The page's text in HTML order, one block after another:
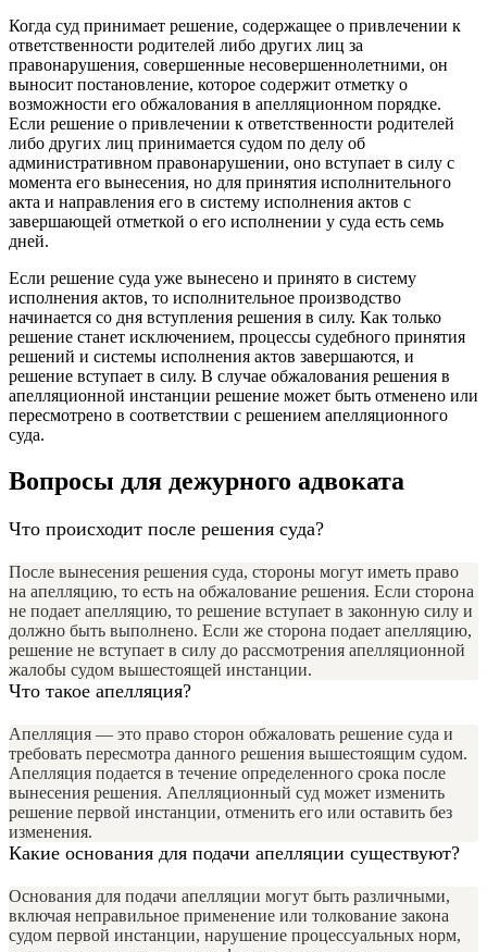
Когда суд принимает решение, содержащее о привлечении к
ответственности родителей либо других лиц за
правонарушения, совершенные несовершеннолетними, он
выносит постановление, которое содержит отметку о
возможности его обжалования в апелляционном порядке.
Если решение о привлечении к ответственности родителей
либо других лиц принимается судом по делу об
административном правонарушении, оно вступает в силу с
момента его вынесения, но для принятия исполнительного
акта и направления его в систему исполнения актов с
завершающей отметкой о его исполнении у суда есть семь
дней.
Если решение суда уже вынесено и принято в систему
исполнения актов, то исполнительное производство
начинается со дня вступления решения в силу. Как только
решение станет исключением, процессы судебного принятия
решений и системы исполнения актов завершаются, и
решение вступает в силу. В случае обжалования решения в
апелляционной инстанции решение может быть отменено или
пересмотрено в соответствии с решением апелляционного
суда.
Вопросы для дежурного адвоката
Что происходит после решения суда?
После вынесения решения суда, стороны могут иметь право
на апелляцию, то есть на обжалование решения. Если сторона
не подает апелляцию, то решение вступает в законную силу и
должно быть выполнено. Если же сторона подает апелляцию,
решение не вступает в силу до рассмотрения апелляционной
жалобы судом вышестоящей инстанции.
Что такое апелляция?
Апелляция — это право сторон обжаловать решение суда и
требовать пересмотра данного решения вышестоящим судом.
Апелляция подается в течение определенного срока после
вынесения решения. Апелляционный суд может изменить
решение первой инстанции, отменить его или оставить без
изменения.
Какие основания для подачи апелляции существуют?
Основания для подачи апелляции могут быть различными,
включая неправильное применение или толкование закона
судом первой инстанции, нарушение процессуальных норм,